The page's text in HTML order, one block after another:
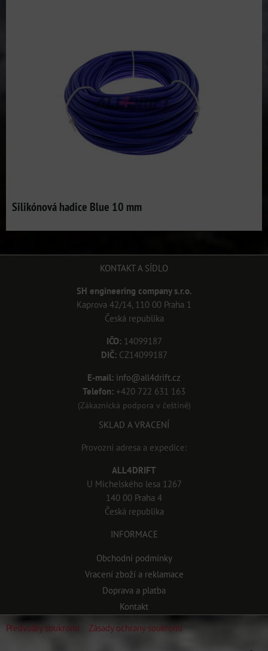
Silikónová hadice Blue 10 mm
KONTAKT A SÍDLO
SH engineering company s.r.o.
Kaprova 42/14, 110 00 Praha 1
Česká republika
IČO:14099187
DIČ:CZ14099187
E-mail: info@all4drift.cz
Telefon: +420 722 631 163
(Zákaznická podpora v češtině)
SKLAD A VRACENÍ
Provozní adresa a expedice:
ALL4DRIFT
U Michelského lesa 1267
140 00 Praha 4
Česká republika
INFORMACE
Obchodní podmínky
Vracení zboží a reklamace
Doprava a platba
Kontakt
Předvolby soukromí
Zásady ochrany soukromí